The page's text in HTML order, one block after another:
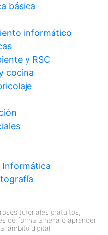
básica
informático
y RSC
cocina
Informática
tutoriales gratuitos,
de forma amena o aprender
ámbito digital.